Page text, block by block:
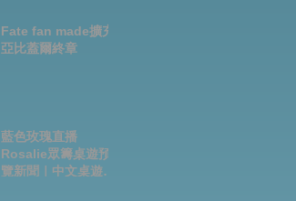
Fate fan made擴充-
亞比蓋爾終章
藍色玫瑰直播
Rosalie眾籌桌遊預
覽新聞｜中文桌遊節